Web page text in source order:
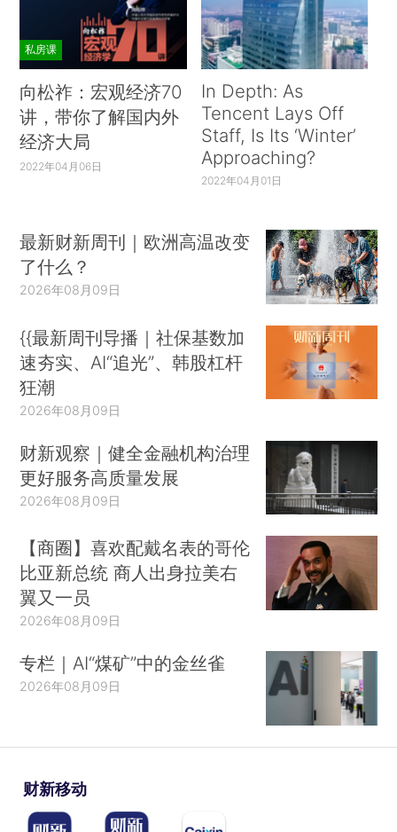
私房课
向松祚：宏观经济70
讲，带你了解国内外
经济大局
2022年04月06日
In Depth: As
Tencent Lays Off
Staff, Is Its ‘Winter’
Approaching?
2022年04月01日
最新财新周刊｜欧洲高温改变
了什么？
2026年08月09日
{{最新周刊导播｜社保基数加
速夯实、AI“追光”、韩股杠杆
狂潮
2026年08月09日
财新观察｜健全金融机构治理
更好服务高质量发展
2026年08月09日
【商圈】喜欢配戴名表的哥伦
比亚新总统 商人出身拉美右
翼又一员
2026年08月09日
专栏｜AI“煤矿”中的金丝雀
2026年08月09日
财新移动